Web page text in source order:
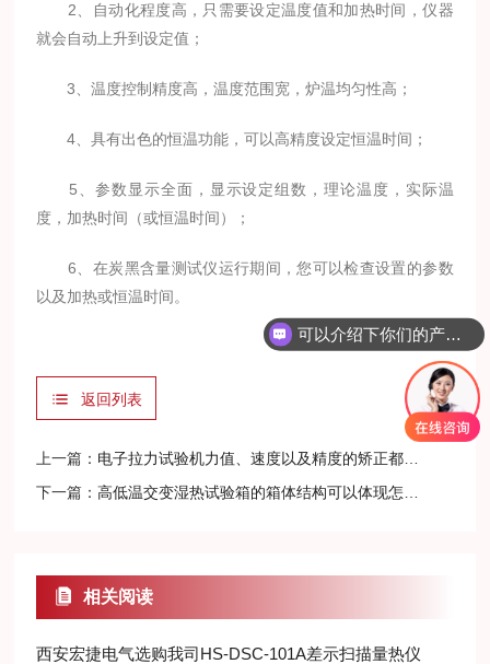
2、自动化程度高，只需要设定温度值和加热时间，仪器
就会自动上升到设定值；
3、温度控制精度高，温度范围宽，炉温均匀性高；
4、具有出色的恒温功能，可以高精度设定恒温时间；
5、参数显示全面，显示设定组数，理论温度，实际温
度，加热时间（或恒温时间）；
6、在炭黑含量测试仪运行期间，您可以检查设置的参数
以及加热或恒温时间。
返回列表
上一篇： 电子拉力试验机力值、速度以及精度的矫正都各有门道
下一篇：高低温交变湿热试验箱的箱体结构可以体现怎样的优势？
相关阅读
西安宏捷电气选购我司HS-DSC-101A差示扫描量热仪
可以介绍下你们的产品么？